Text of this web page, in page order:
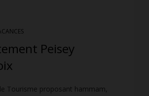
Peisey
Tourisme proposant hammam,